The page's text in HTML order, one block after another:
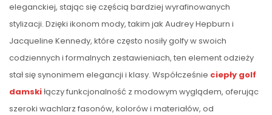
eleganckiej, stając się częścią bardziej wyrafinowanych
stylizacji. Dzięki ikonom mody, takim jak Audrey Hepburn i
Jacqueline Kennedy, które często nosiły golfy w swoich
codziennych i formalnych zestawieniach, ten element odzieży
stał się synonimem elegancji i klasy. Współcześnie ciepły golf
damskiłączy funkcjonalność z modowym wyglądem, oferując
szeroki wachlarz fasonów, kolorów i materiałów, od